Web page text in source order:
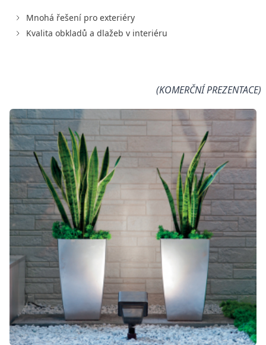
Mnohá řešení pro exteriéry
Kvalita obkladů a dlažeb v interiéru
(KOMERČNÍ PREZENTACE)